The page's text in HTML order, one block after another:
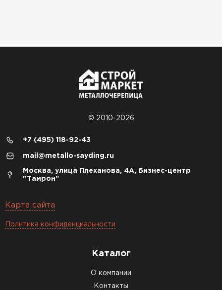
© 2010-2026
+7 (495) 118-92-43
mail@metallo-sayding.ru
Москва, улица Плеханова, 4А, Бизнес-центр
"Тамрон"
Карта сайта
Политика конфиденциальности
Каталог
О компании
Контакты